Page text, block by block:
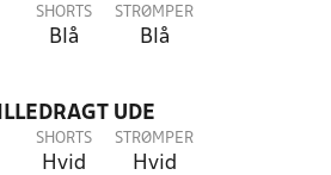
SHORTS
Blå
STRØMPER
Blå
UDE
SHORTS
Hvid
STRØMPER
Hvid